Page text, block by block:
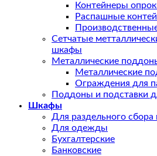
Контейнеры
Распашные
Сетчатые
шкафы
Металлические
Металлические
Ограждения для
Поддоны и подставки
Шкафы
Для раздельного сбора
Для одежды
Бухгалтерские
Банковские